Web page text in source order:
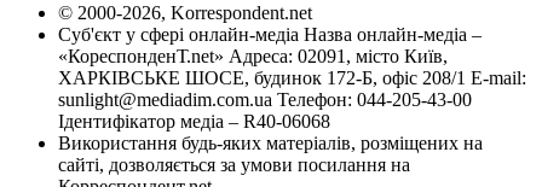
© 2000-2026, Korrespondent.net
Суб'єкт у сфері онлайн-медіа Назва онлайн-медіа –
«КореспонденТ.net» Адреса: 02091, місто Київ,
ХАРКІВСЬКЕ ШОСЕ, будинок 172-Б, офіс 208/1 E-mail:
sunlight@mediadim.com.ua Телефон: 044-205-43-00
Ідентифікатор медіа – R40-06068
Використання будь-яких матеріалів, розміщених на
сайті, дозволяється за умови посилання на